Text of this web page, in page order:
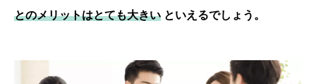
とのメリットはとても大きい といえるでしょう。